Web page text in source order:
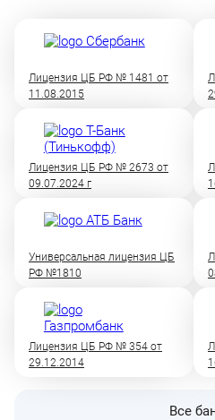
Лицензия ЦБ РФ № 1481 от
11.08.2015
Лицензия ЦБ РФ № 2673 от
09.07.2024 г
Универсальная лицензия ЦБ
РФ №1810
Лицензия ЦБ РФ № 354 от
29.12.2014
Все